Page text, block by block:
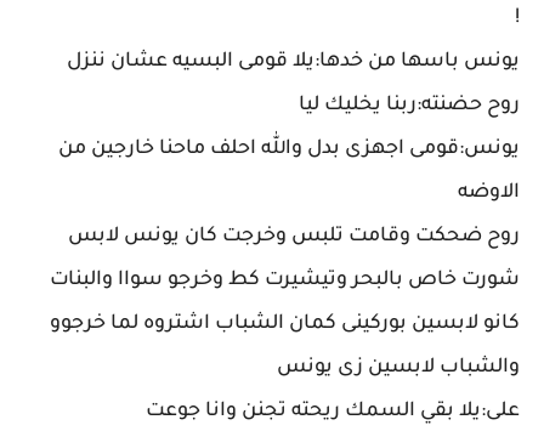
!
يونس باسها من خدها:يلا قومى البسيه عشان ننزل
روح حضنته:ربنا يخليك ليا
يونس:قومى اجهزى بدل والله احلف ماحنا خارجين من
الاوضه
روح ضحكت وقامت تلبس وخرجت كان يونس لابس
شورت خاص بالبحر وتيشيرت كط وخرجو سواا والبنات
كانو لابسين بوركينى كمان الشباب اشتروه لما خرجوو
والشباب لابسين زى يونس
على:يلا بقي السمك ريحته تجنن وانا جوعت